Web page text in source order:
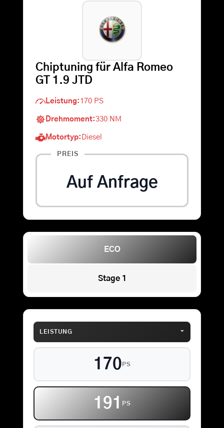
Warenkorb
Chiptuning für Alfa Romeo
GT 1.9 JTD
Leistung: 170 PS
Drehmoment:330 NM
Motortyp: Diesel
PREIS
Auf Anfrage
ECO
Stage 1
LEISTUNG ⌄
170 PS
191 PS